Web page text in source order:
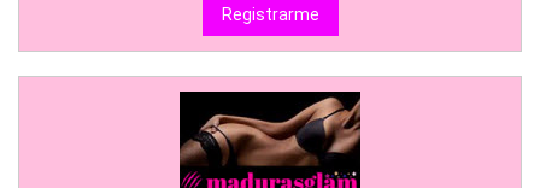
Registrarme